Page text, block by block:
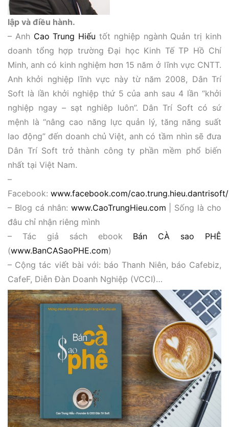
lập và điều hành.
– Anh Cao Trung Hiếu tốt nghiệp ngành Quản trị kinh
doanh tổng hợp trường Đại học Kinh Tế TP Hồ Chí
Minh, anh có kinh nghiệm hơn 15 năm ở lĩnh vực CNTT.
Anh khởi nghiệp lĩnh vực này từ năm 2008, Dân Trí
Soft là lần khởi nghiệp thứ 5 của anh sau 4 lần “khởi
nghiệp ngay – sạt nghiêp luôn”. Dân Trí Soft có sứ
mệnh là “nâng cao năng lực quản lý, tăng năng suất
lao động” đến doanh chủ Việt, anh có tầm nhìn sẽ đưa
Dân Trí Soft trở thành công ty phần mềm phổ biến
nhất tại Việt Nam.
–
Facebook: www.facebook.com/cao.trung.hieu.dantrisoft/
– Blog cá nhân: www.CaoTrungHieu.com | Sống là cho
đâu chỉ nhận riêng mình
– Tác giả sách ebook Bán CÀ sao PHÊ
(www.BanCASaoPHE.com)
– Cộng tác viết bài với: báo Thanh Niên, báo Cafebiz,
CafeF, Diễn Đàn Doanh Nghiệp (VCCI)…